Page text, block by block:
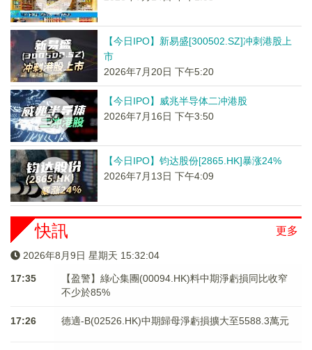
【今日IPO】新易盛[300502.SZ]冲刺港股上
市
2026年7月20日 下午5:20
【今日IPO】威兆半导体二冲港股
2026年7月16日 下午3:50
【今日IPO】钧达股份[2865.HK]暴涨24%
2026年7月13日 下午4:09
更多
快訊
2026年8月9日 星期天 15:32:04
17:35
【盈警】綠心集團(00094.HK)料中期淨虧損同比收窄
不少於85%
17:26 德適-B(02526.HK)中期歸母淨虧損擴大至5588.3萬元